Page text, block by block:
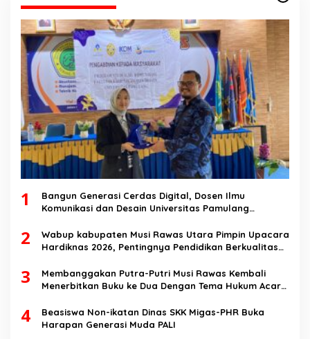
1
Bangun Generasi Cerdas Digital, Dosen Ilmu
Komunikasi dan Desain Universitas Pamulang
Speech di SMK Ikhlas Jawilan
2
Wabup kabupaten Musi Rawas Utara Pimpin Upacara
Hardiknas 2026, Pentingnya Pendidikan Berkualitas
3
Membanggakan Putra-Putri Musi Rawas Kembali
Menerbitkan Buku ke Dua Dengan Tema Hukum Acara
4
Beasiswa Non-ikatan Dinas SKK Migas-PHR Buka
Harapan Generasi Muda PALI